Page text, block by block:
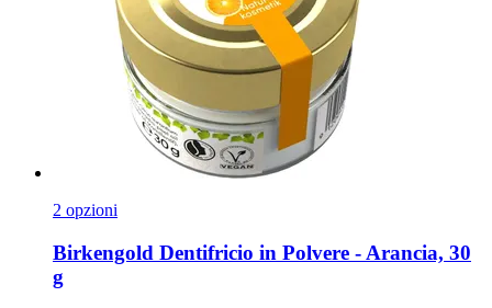
2 opzioni
Birkengold Dentifricio in Polvere -​ Arancia, 30
g